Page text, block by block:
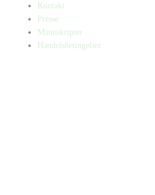
Kontakt
Presse
Manuskripter
Handelsbetingelser